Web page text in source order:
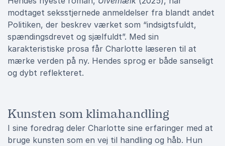
modtaget seksstjernede anmeldelser fra blandt andet
Politiken, der beskrev værket som “indsigtsfuldt,
spændingsdrevet og sjælfuldt”. Med sin
karakteristiske prosa får Charlotte læseren til at
mærke verden på ny. Hendes sprog er både sanseligt
og dybt reflekteret.
Kunsten som klimahandling
I sine foredrag deler Charlotte sine erfaringer med at
bruge kunsten som en vej til handling og håb. Hun